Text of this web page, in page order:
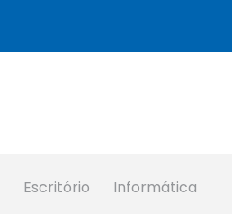
Escritório Informática